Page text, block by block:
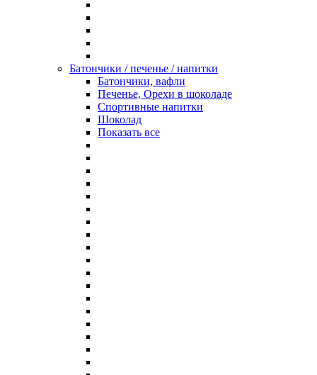
Батончики / печенье / напитки
Батончики, вафли
Печенье, Орехи в шоколаде
Спортивные напитки
Шоколад
Показать все